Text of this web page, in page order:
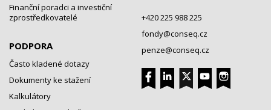
Finanční poradci a investiční
zprostředkovatelé
PODPORA
Často kladené dotazy
Dokumenty ke stažení
Kalkulátory
+420 225 988 225
fondy@conseq.cz
penze@conseq.cz